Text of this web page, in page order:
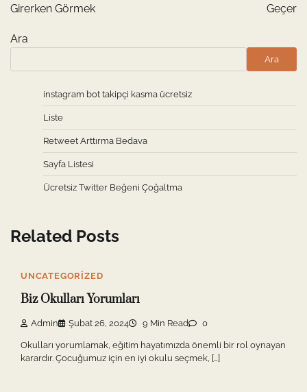
Girerken Görmek
Geçer
Ara
Ara
instagram bot takipçi kasma ücretsiz
Liste
Retweet Arttırma Bedava
Sayfa Listesi
Ücretsiz Twitter Beğeni Çoğaltma
Related Posts
UNCATEGORIZED
Biz Okulları Yorumları
Admin Şubat 26, 2024 9 Min Read 0
Okulları yorumlamak, eğitim hayatımızda önemli bir rol oynayan
karardır. Çocuğumuz için en iyi okulu seçmek, […]